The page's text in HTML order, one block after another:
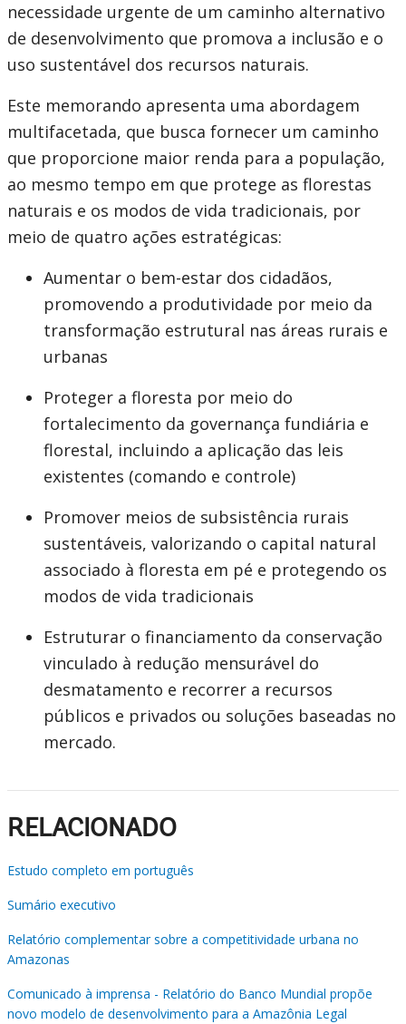
necessidade urgente de um caminho alternativo
de desenvolvimento que promova a inclusão e o
uso sustentável dos recursos naturais.
Este memorando apresenta uma abordagem
multifacetada, que busca fornecer um caminho
que proporcione maior renda para a população,
ao mesmo tempo em que protege as florestas
naturais e os modos de vida tradicionais, por
meio de quatro ações estratégicas:
Aumentar o bem-estar dos cidadãos,
promovendo a produtividade por meio da
transformação estrutural nas áreas rurais e
urbanas
Proteger a floresta por meio do
fortalecimento da governança fundiária e
florestal, incluindo a aplicação das leis
existentes (comando e controle)
Promover meios de subsistência rurais
sustentáveis, valorizando o capital natural
associado à floresta em pé e protegendo os
modos de vida tradicionais
Estruturar o financiamento da conservação
vinculado à redução mensurável do
desmatamento e recorrer a recursos
públicos e privados ou soluções baseadas no
mercado.
RELACIONADO
Estudo completo em português
Sumário executivo
Relatório complementar sobre a competitividade urbana no
Amazonas
Comunicado à imprensa - Relatório do Banco Mundial propõe
novo modelo de desenvolvimento para a Amazônia Legal